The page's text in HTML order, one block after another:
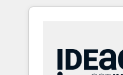
ABM, IA, emailing) Informations clés : - 10 ans
certifications
brands such as
Association,
HubSpot itself. We have the largest technical